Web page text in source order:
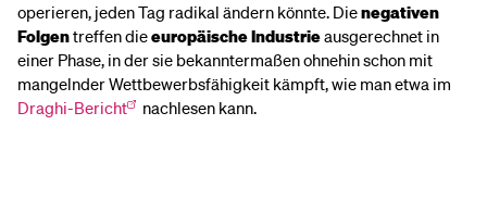
operieren, jeden Tag radikal ändern könnte. Dienegativen
Folgentreffen dieeuropäische Industrieausgerechnet in
einer Phase, in der sie bekanntermaßen ohnehin schon mit
mangelnder Wettbewerbsfähigkeit kämpft, wie man etwa im
Draghi-Bericht
nachlesen kann.